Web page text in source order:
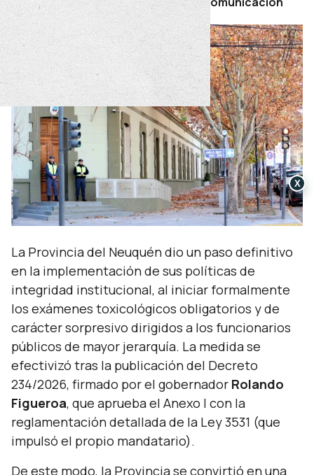
La Provincia del Neuquén dio un paso definitivo
en la implementación de sus políticas de
integridad institucional, al iniciar formalmente
los exámenes toxicológicos obligatorios y de
carácter sorpresivo dirigidos a los funcionarios
públicos de mayor jerarquía. La medida se
efectivizó tras la publicación del Decreto
234/2026, firmado por el gobernador Rolando
Figueroa, que aprueba el Anexo I con la
reglamentación detallada de la Ley 3531 (que
impulsó el propio mandatario).
De este modo, la Provincia se convirtió en una
X